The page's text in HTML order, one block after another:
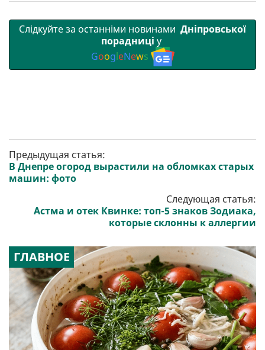
Слідкуйте за останніми новинами Дніпровської
порадниці у
GoogleNews
Предыдущая статья:
В Днепре огород вырастили на обломках старых
машин: фото
Следующая статья:
Астма и отек Квинке: топ-5 знаков Зодиака,
которые склонны к аллергии
ГЛАВНОЕ